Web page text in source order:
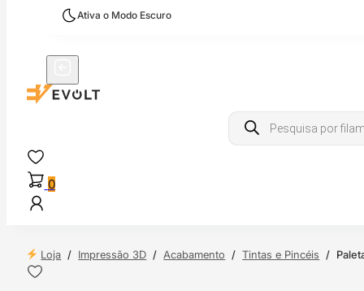
Ativa o Modo Escuro
Products
search
0
Loja / Impressão 3D / Acabamento / Tintas e Pincéis /